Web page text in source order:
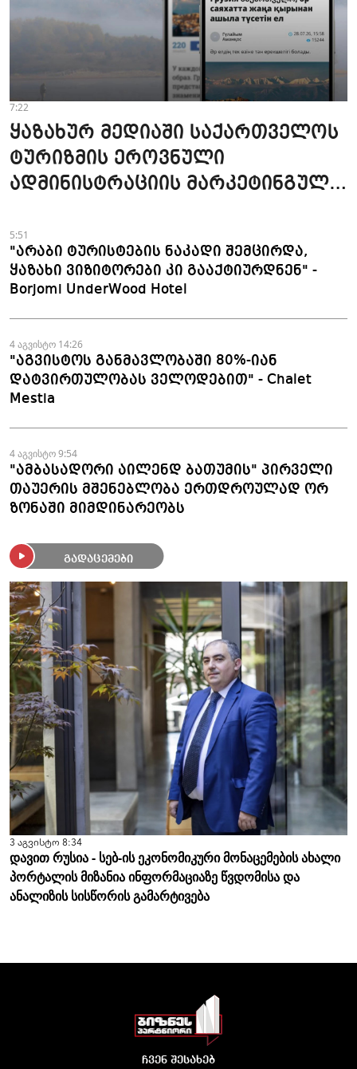
7:22
ყაზახურ მედიაში საქართველოს
ტურიზმის ეროვნული
ადმინისტრაციის მარკეტინგული
მომზადდა
5:51
"არაბი ტურისტების ნაკადი შემცირდა,
ყაზახი ვიზიტორები კი გააქტიურდნენ" -
Borjomi UnderWood Hotel
4 აგვისტო 14:26
"აგვისტოს განმავლობაში 80%-იან
დატვირთულობას ველოდებით" - Chalet
Mestia
4 აგვისტო 9:54
"ამბასადორი აილენდ ბათუმის" პირველი
თაუერის მშენებლობა ერთდროულად ორ
ზონაში მიმდინარეობს
გადაცემები
3 აგვისტო 8:34
დავით რუსია - სებ-ის ეკონომიკური მონაცემების ახალი
პორტალის მიზანია ინფორმაციაზე წვდომისა და
ანალიზის სისწორის გამარტივება
ჩვენ შესახებ